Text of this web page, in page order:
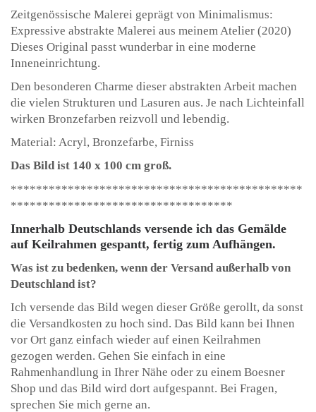
Zeitgenössische Malerei geprägt von Minimalismus:
Expressive abstrakte Malerei aus meinem Atelier (2020)
Dieses Original passt wunderbar in eine moderne
Inneneinrichtung.
Den besonderen Charme dieser abstrakten Arbeit machen
die vielen Strukturen und Lasuren aus. Je nach Lichteinfall
wirken Bronzefarben reizvoll und lebendig.
Material: Acryl, Bronzefarbe, Firniss
Das Bild ist 140 x 100 cm groß.
**********************************************
***********************************
Innerhalb Deutschlands versende ich das Gemälde
auf Keilrahmen gespantt, fertig zum Aufhängen.
Was ist zu bedenken, wenn der Versand außerhalb von
Deutschland ist?
Ich versende das Bild wegen dieser Größe gerollt, da sonst
die Versandkosten zu hoch sind. Das Bild kann bei Ihnen
vor Ort ganz einfach wieder auf einen Keilrahmen
gezogen werden. Gehen Sie einfach in eine
Rahmenhandlung in Ihrer Nähe oder zu einem Boesner
Shop und das Bild wird dort aufgespannt. Bei Fragen,
sprechen Sie mich gerne an.